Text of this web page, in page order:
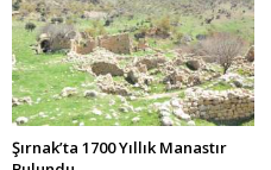
Şırnak’ta 1700 Yıllık Manastır